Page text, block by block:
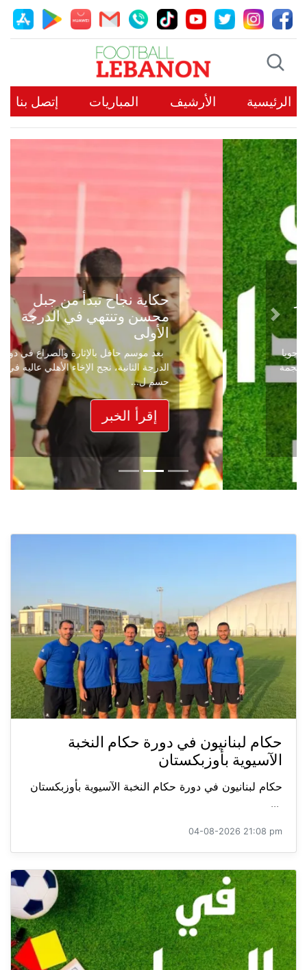
الرئيسية الأرشيف المباريات إتصل بنا
حكاية نجاح تبدأ من جبل
محسن وتنتهي في الدرجة
الأولى
بعد موسم حافل بالإثارة والصراع في دوري
الدرجة الثانية، نجح الإخاء الأهلي عاليه في
حسم ل...
إقرأ الخبر
Previous
Next
حكام لبنانيون في دورة حكام النخبة
الآسيوية بأوزبكستان
حكام لبنانيون في دورة حكام النخبة الآسيوية بأوزبكستان
...
04-08-2026 21:08 pm